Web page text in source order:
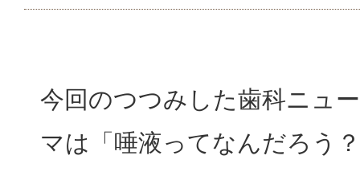
今回のつつみした歯科ニュ
マは「唾液ってなんだろう